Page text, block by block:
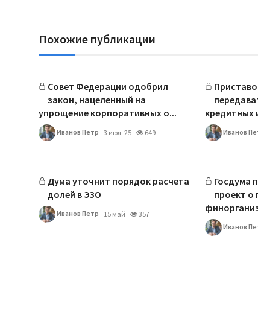
Похожие публикации
Совет Федерации одобрил
закон, нацеленный на
упрощение корпоративных о...
Иванов Петр 3 июл, 25 649
кредитных
Иванов
Дума уточнит порядок расчета
долей в ЭЗО
Иванов Петр 15 май 357
Госдума
проект о
Иванов